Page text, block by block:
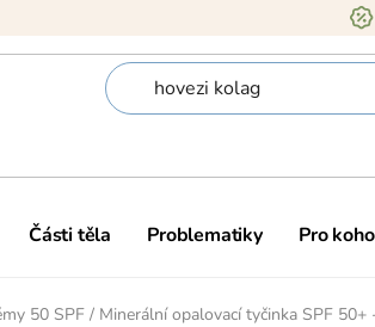
Části těla Problematiky Pro koho
50 SPF / Minerální opalovací tyčinka SPF 50+